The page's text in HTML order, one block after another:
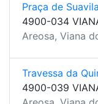
Praça de Suavila
4900-034
Areosa, Viana
Travessa da
4900-039